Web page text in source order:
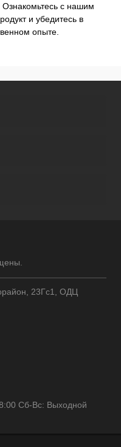
Ознакомьтесь с нашим
и убедитесь в
опыте.
23Гс1, ОДЦ
Сб-Вс: Выходной